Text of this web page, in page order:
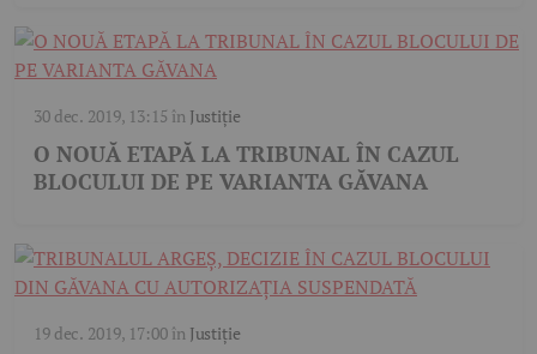
30 dec. 2019, 13:15 în Justiție
O NOUĂ ETAPĂ LA TRIBUNAL ÎN CAZUL
BLOCULUI DE PE VARIANTA GĂVANA
19 dec. 2019, 17:00în Justiție